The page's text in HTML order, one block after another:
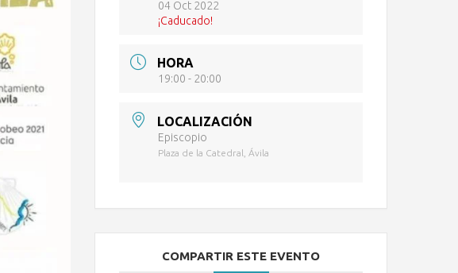
04 Oct 2022
¡Caducado!
HORA
19:00 - 20:00
LOCALIZACIÓN
Episcopio
Plaza de la Catedral, Ávila
COMPARTIR ESTE EVENTO